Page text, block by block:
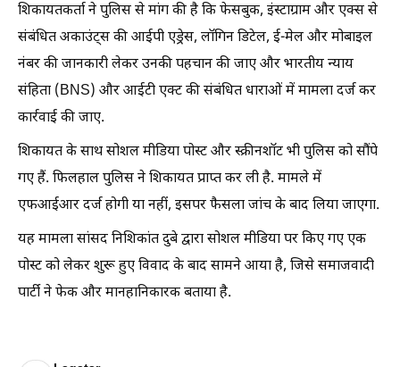
शिकायतकर्ता ने पुलिस से मांग की है कि फेसबुक, इंस्टाग्राम और एक्स से
संबंधित अकाउंट्स की आईपी एड्रेस, लॉगिन डिटेल, ई-मेल और मोबाइल
नंबर की जानकारी लेकर उनकी पहचान की जाए और भारतीय न्याय
संहिता (BNS) और आईटी एक्ट की संबंधित धाराओं में मामला दर्ज कर
कार्रवाई की जाए.
शिकायत के साथ सोशल मीडिया पोस्ट और स्क्रीनशॉट भी पुलिस को सौंपे
गए हैं. फिलहाल पुलिस ने शिकायत प्राप्त कर ली है. मामले में
एफआईआर दर्ज होगी या नहीं, इसपर फैसला जांच के बाद लिया जाएगा.
यह मामला सांसद निशिकांत दुबे द्वारा सोशल मीडिया पर किए गए एक
पोस्ट को लेकर शुरू हुए विवाद के बाद सामने आया है, जिसे समाजवादी
पार्टी ने फेक और मानहानिकारक बताया है.